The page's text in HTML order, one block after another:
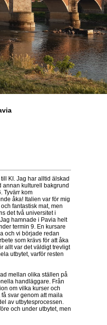
KI. Jag har alltid älskad
annan kulturell bakgrund
Tyvärr kom
åka! Italien var för mig
fantastisk mat, men
det två universitet i
hamnade i Pavia helt
termin 9. En kursare
och vi började redan
som krävs för att åka
allt var det väldigt trevligt
utbytet, varför resten
mellan olika ställen på
handläggare. Från
om vilka kurser och
svar genom att maila
av utbytesprocessen.
och under utbytet, men